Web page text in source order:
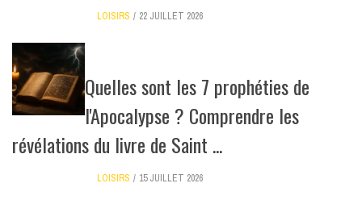
LOISIRS 22 JUILLET 2026
Quelles sont les 7 prophéties de
l'Apocalypse ? Comprendre les
révélations du livre de Saint ...
LOISIRS 15 JUILLET 2026